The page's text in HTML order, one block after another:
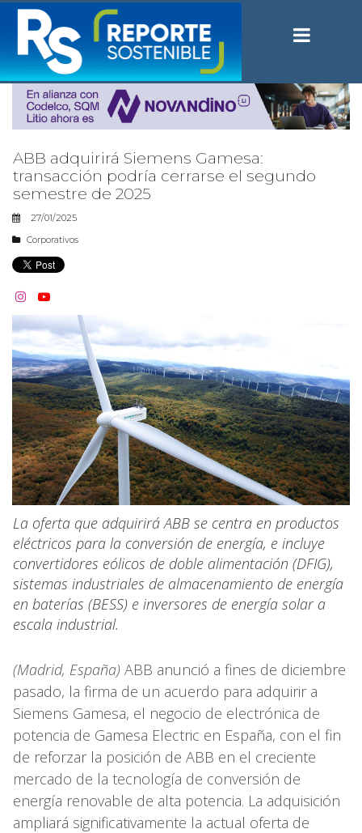
ABB adquirirá Siemens Gamesa:
transacción podría cerrarse el segundo
semestre de 2025
27/01/2025
Corporativos
 
La oferta que adquirirá ABB se centra en productos
eléctricos para la conversión de energía, e incluye
convertidores eólicos de doble alimentación (DFIG),
sistemas industriales de almacenamiento de energía
en baterías (BESS) e inversores de energía solar a
escala industrial.
(Madrid, España) ABB anunció a fines de diciembre
pasado, la firma de un acuerdo para adquirir a
Siemens Gamesa, el negocio de electrónica de
potencia de Gamesa Electric en España, con el fin
de reforzar la posición de ABB en el creciente
mercado de la tecnología de conversión de
energía renovable de alta potencia. La adquisición
ampliará significativamente la actual oferta de